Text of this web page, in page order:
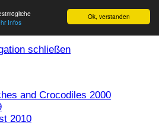
Ok, verstanden
Infos
schließen
and Crocodiles 2000
2010